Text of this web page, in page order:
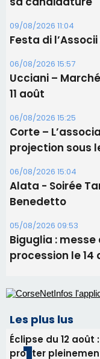
06/08/2026 15:25
Corte –
projection sous
06/08/2026 15:04
Alata - Soirée
Benedetto
05/08/2026 09:53
Biguglia :
procession le 14
Les plus lus
Éclipse du 12 août
profiter
Satine Nomary est
d'un spectacle qui
En Corse, un
consommation